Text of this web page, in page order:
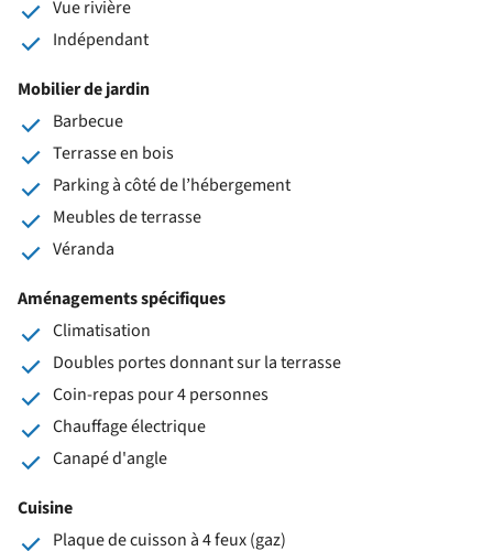
Vue rivière
Indépendant
Mobilier de jardin
Barbecue
Terrasse en bois
Parking à côté de l’hébergement
Meubles de terrasse
Véranda
Aménagements spécifiques
Climatisation
Doubles portes donnant sur la terrasse
Coin-repas pour 4 personnes
Chauffage électrique
Canapé d'angle
Cuisine
Plaque de cuisson à 4 feux (gaz)